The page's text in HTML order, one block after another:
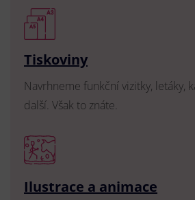
Tiskoviny
Navrhneme funkční vizitky, letáky,
další. Však to znáte.
Ilustrace a animace